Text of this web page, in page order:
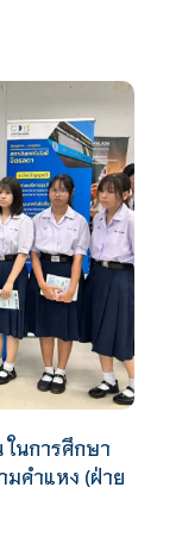
นการศึกษา
มคำแหง (ฝ่าย